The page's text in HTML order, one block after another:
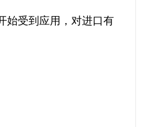
始受到应用，对进口有